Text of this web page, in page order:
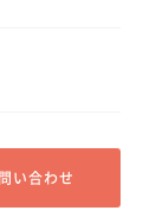
い合わせ